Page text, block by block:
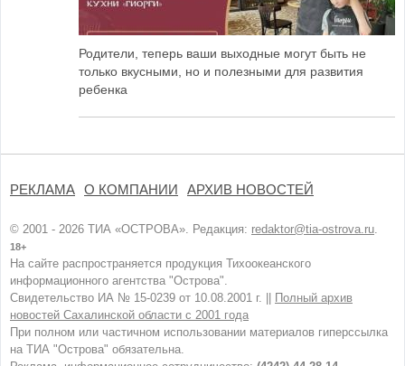
Родители, теперь ваши выходные могут быть не
только вкусными, но и полезными для развития
ребенка
РЕКЛАМА О КОМПАНИИ АРХИВ НОВОСТЕЙ
© 2001 - 2026 ТИА «ОСТРОВА». Редакция: redaktor@tia-ostrova.ru.
18+
На сайте распространяется продукция Тихоокеанского
информационного агентства "Острова".
Свидетельство ИА № 15-0239 от 10.08.2001 г. ||
Полный архив
новостей Сахалинской области с 2001 года
При полном или частичном использовании материалов гиперссылка
на ТИА "Острова" обязательна.